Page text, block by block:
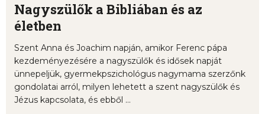
Nagyszülők a Bibliában és az
életben
Szent Anna és Joachim napján, amikor Ferenc pápa
kezdeményezésére a nagyszülők és idősek napját
ünnepeljük, gyermekpszichológus nagymama szerzőnk
gondolatai arról, milyen lehetett a szent nagyszülők és
Jézus kapcsolata, és ebből ...